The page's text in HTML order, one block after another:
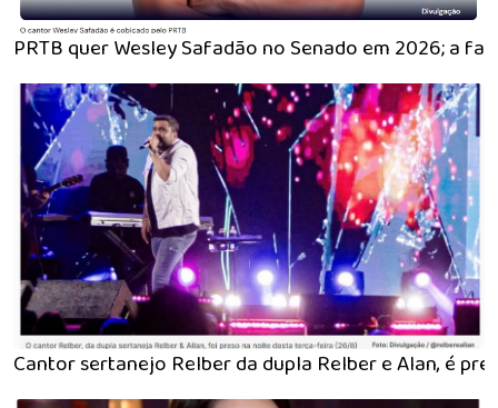
PRTB quer Wesley Safadão no Senado em 2026; a
Cantor sertanejo Relber da dupla Relber e Alan, é